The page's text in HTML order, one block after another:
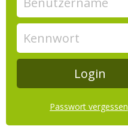
Passwort vergessen